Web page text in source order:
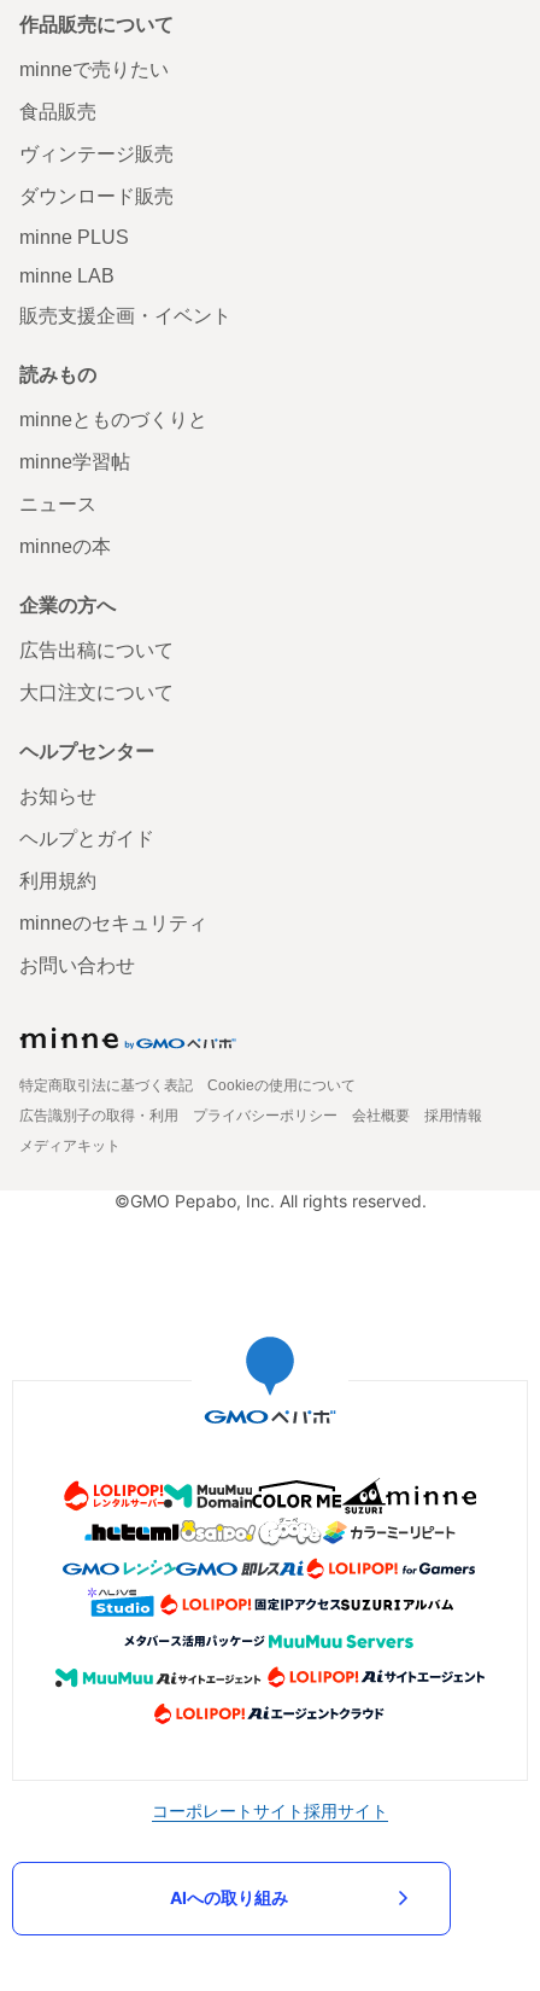
作品販売について
minneで売りたい
食品販売
ヴィンテージ販売
ダウンロード販売
minne PLUS
minne LAB
販売支援企画・イベント
読みもの
minneとものづくりと
minne学習帖
ニュース
minneの本
企業の方へ
広告出稿について
大口注文について
ヘルプセンター
お知らせ
ヘルプとガイド
利用規約
minneのセキュリティ
お問い合わせ
特定商取引法に基づく表記
Cookieの使用について
広告識別子の取得・利用
プライバシーポリシー 会社概要
採用情報
メディアキット
©GMO Pepabo, Inc. All rights reserved.
コーポレートサイト採用サイト
AIへの取り組み